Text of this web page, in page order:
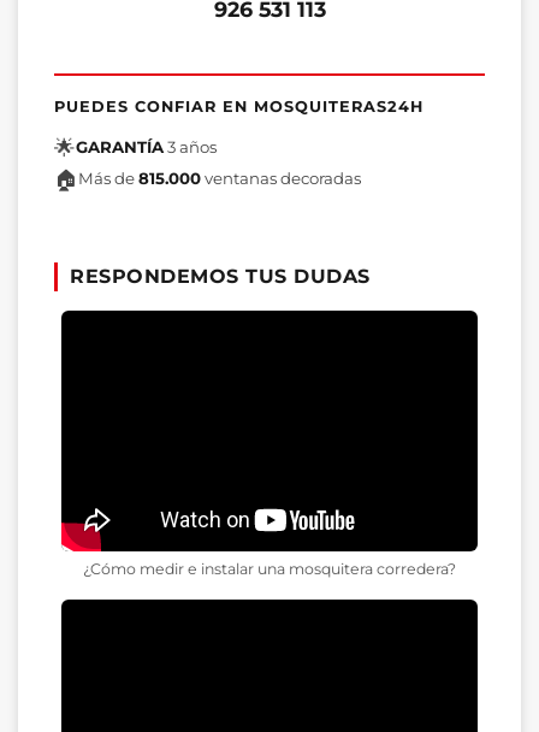
926 531 113
PUEDES CONFIAR EN MOSQUITERAS24H
🌟GARANTÍA3 años
🏠 Más de815.000ventanas decoradas
RESPONDEMOS TUS DUDAS
¿Cómo medir e instalar una mosquitera corredera?